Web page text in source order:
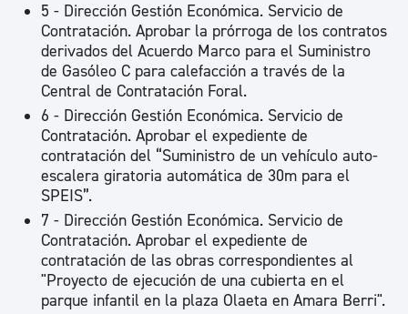
5 - Dirección Gestión Económica. Servicio de
Contratación. Aprobar la prórroga de los contratos
derivados del Acuerdo Marco para el Suministro
de Gasóleo C para calefacción a través de la
Central de Contratación Foral.
6 - Dirección Gestión Económica. Servicio de
Contratación. Aprobar el expediente de
contratación del “Suministro de un vehículo auto-
escalera giratoria automática de 30m para el
SPEIS”.
7 - Dirección Gestión Económica. Servicio de
Contratación. Aprobar el expediente de
contratación de las obras correspondientes al
"Proyecto de ejecución de una cubierta en el
parque infantil en la plaza Olaeta en Amara Berri".